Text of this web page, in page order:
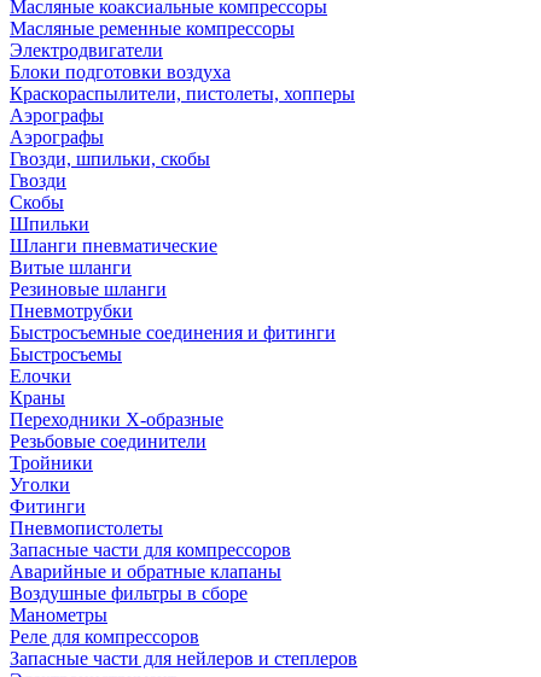
Масляные коаксиальные компрессоры
Масляные ременные компрессоры
Электродвигатели
Блоки подготовки воздуха
Краскораспылители, пистолеты, хопперы
Аэрографы
Аэрографы
Гвозди, шпильки, скобы
Гвозди
Скобы
Шпильки
Шланги пневматические
Витые шланги
Резиновые шланги
Пневмотрубки
Быстросъемные соединения и фитинги
Быстросъемы
Елочки
Краны
Переходники Х-образные
Резьбовые соединители
Тройники
Уголки
Фитинги
Пневмопистолеты
Запасные части для компрессоров
Аварийные и обратные клапаны
Воздушные фильтры в сборе
Манометры
Реле для компрессоров
Запасные части для нейлеров и степлеров